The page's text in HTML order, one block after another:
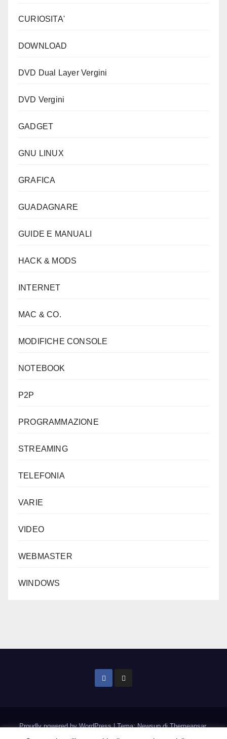
CURIOSITA'
DOWNLOAD
DVD Dual Layer Vergini
DVD Vergini
GADGET
GNU LINUX
GRAFICA
GUADAGNARE
GUIDE E MANUALI
HACK & MODS
INTERNET
MAC & CO.
MODIFICHE CONSOLE
NOTEBOOK
P2P
PROGRAMMAZIONE
STREAMING
TELEFONIA
VARIE
VIDEO
WEBMASTER
WINDOWS
Proudly powered by WordPress|Tema: Newsup diThemeansar.